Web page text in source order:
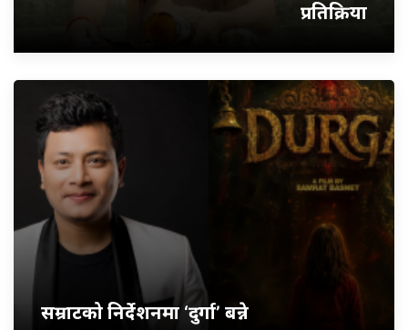
प्रतिक्रिया
सम्राटको निर्देशनमा ‘दुर्गा’ बन्ने